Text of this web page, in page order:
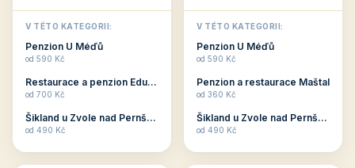
jsou pro Vás připraveny
objekty, které svojí
polohou či vybaveností,
nabízí klidné ubytování
V TÉTO KATEGORII:
Penzion U Méďů
od 590 Kč
Restaurace a penzion Eduard
od 700 Kč
Šikland u Zvole nad Pernštejnem
od 490 Kč
penziony a hotely, které
jsou přizpůsobeny pro
ubytování klientů vyššího
věku. Některé z nich
V TÉTO KATEGORII:
Penzion U Méďů
od 590 Kč
Penzion a restaurace Maštal
od 360 Kč
Šikland u Zvole nad Pernštejnem
od 490 Kč
💕 🚴